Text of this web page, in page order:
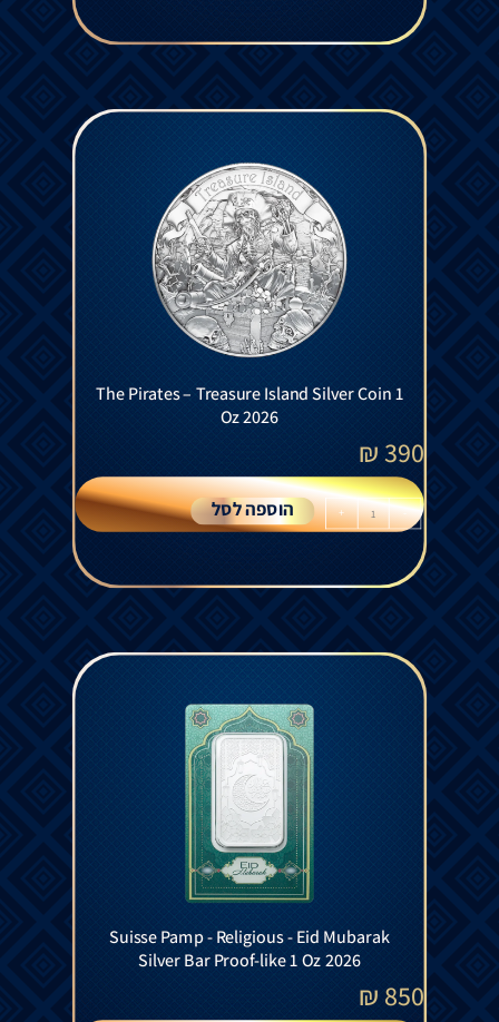
The Pirates – Treasure Island Silver Coin 1
Oz 2026
390
₪
-
+ הוספה לסל
Suisse Pamp - Religious - Eid Mubarak
Silver Bar Proof-like 1 Oz 2026
850
₪